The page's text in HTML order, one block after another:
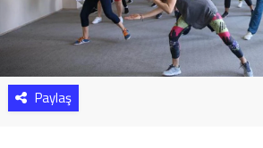
Paylaş
Resmi İlan
Resmi Reklam